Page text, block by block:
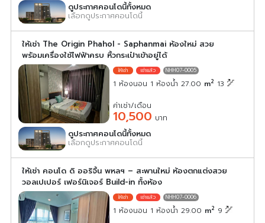
ดูประกาศคอนโดนี้ทั้งหมด
เลือกดูประกาศคอนโดนี้
ให้เช่า The Origin Phahol - Saphanmai ห้องใหม่ สวย
พร้อมเครื่องใช้ไฟฟ้าครบ หิ้วกระเป๋าเข้าอยู่ได้
NHH07-0005
1 ห้องนอน 1 ห้องน้ำ 27.00 m2 13
ค่าเช่า/เดือน
10,500 บาท
ดูประกาศคอนโดนี้ทั้งหมด
เลือกดูประกาศคอนโดนี้
ให้เช่า คอนโด ดิ ออริจิ้น พหลฯ – สะพานใหม่ ห้องตกแต่งสวย
วอลเปเปอร์ เฟอร์นิเจอร์ Build-in ทั้งห้อง
NHH07-0006
1 ห้องนอน 1 ห้องน้ำ 29.00 m2 9